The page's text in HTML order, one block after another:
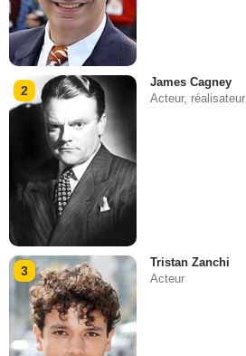
2
James Cagney
Acteur, réalisateur
3
Tristan Zanchi
Acteur